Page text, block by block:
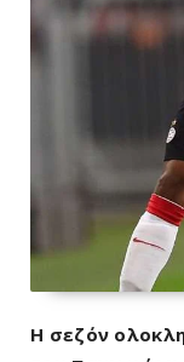
Η σεζόν